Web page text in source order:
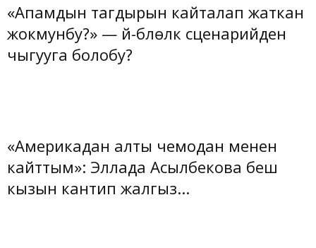
«Апамдын тагдырын кайталап жаткан
жокмунбу?» — үй-бүлөлүк сценарийден
чыгууга болобу?
«Америкадан алты чемодан менен
кайттым»: Эллада Асылбекова беш
кызын кантип жалгыз...